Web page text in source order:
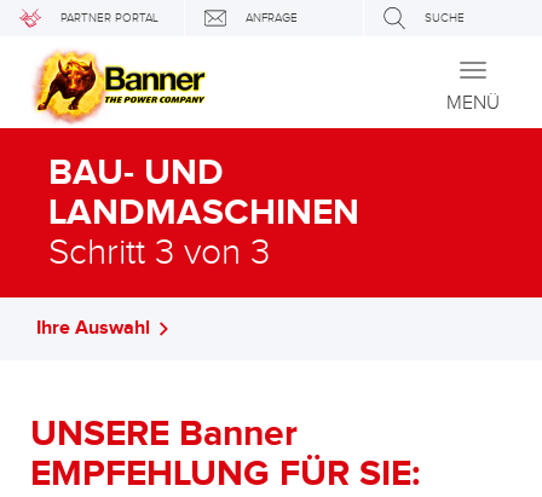
PARTNER PORTAL ANFRAGE SUCHE
Toggle
MENÜ
BAU- UND
LANDMASCHINEN
Schritt 3 von 3
Ihre Auswahl
UNSERE Banner
EMPFEHLUNG FÜR SIE: